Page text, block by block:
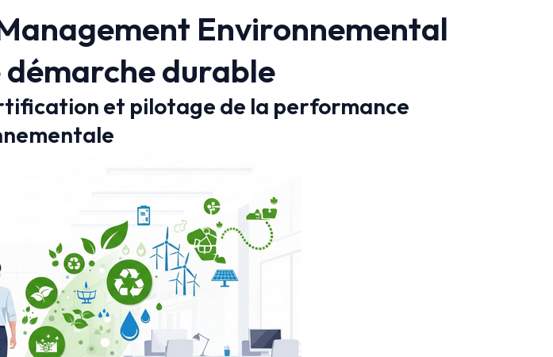
Environnemental
démarche durable
et pilotage de la performance